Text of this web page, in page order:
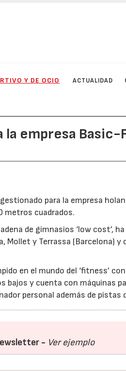
Y DE OCIO ACTUALIDAD
la empresa
para la empresa
metros cuadrados.
de gimnasios ‘low cost’,
Mollet y Terrassa (Barcelona)
en el mundo del ‘fitness’
bajos y cuenta con máquinas
personal además de pistas
- Ver ejemplo
04/